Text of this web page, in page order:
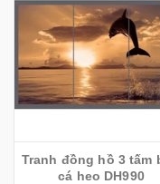
Tranh đồng hồ 3 tấm
cá heo DH990